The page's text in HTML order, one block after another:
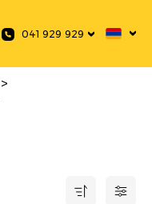
041 929 929
>